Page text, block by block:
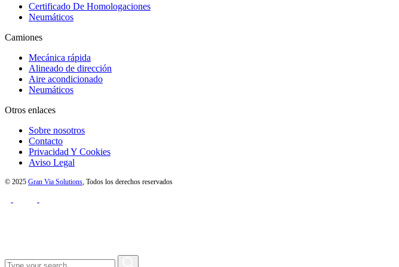
Certificado De Homologaciones
Neumáticos
Camiones
Mecánica rápida
Alineado de dirección
Aire acondicionado
Neumáticos
Otros enlaces
Sobre nosotros
Contacto
Privacidad Y Cookies
Aviso Legal
© 2025 Gran Via Solutions, Todos los derechos reservados